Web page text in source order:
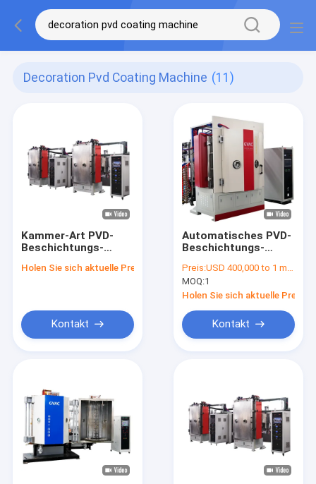
Decoration Pvd Coating Machine (11)
Kammer-Art PVD-
Beschichtungs-
Ausrüstung spritzen
Holen Sie sich aktuelle Preis
Kontakt
Automatisches PVD-
Beschichtungs-
Bedampfen-
Plastikteil-
Dekoration
Preis:USD 400,000 to 1 million
MOQ:1
Holen Sie sich aktuelle Preis
Kontakt